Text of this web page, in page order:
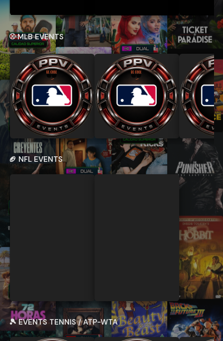
⚾ MLB EVENTS
🏈 NFL EVENTS
🎾 EVENTS TENNIS / ATP-WTA